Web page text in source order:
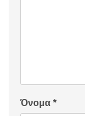
Όνομα *